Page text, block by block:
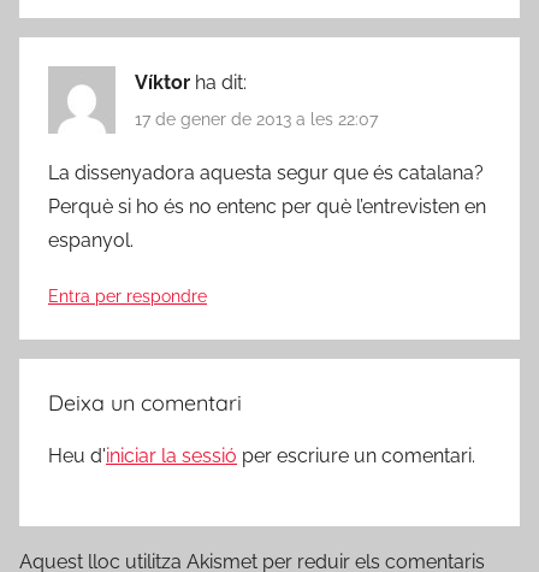
Víktor ha dit:
17 de gener de 2013 a les 22:07
La dissenyadora aquesta segur que és catalana?
Perquè si ho és no entenc per què l’entrevisten en
espanyol.
Entra per respondre
Deixa un comentari
Heu d'iniciar la sessió per escriure un comentari.
Aquest lloc utilitza Akismet per reduir els comentaris